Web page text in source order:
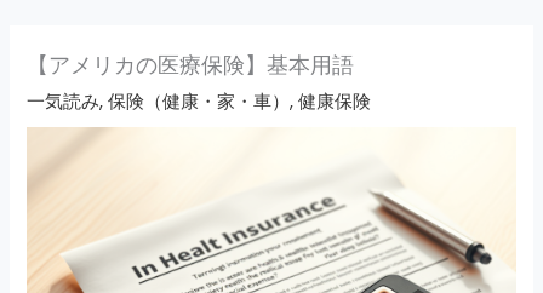
【アメリカの医療保険】基本用語
一気読み,保険（健康・家・車）,健康保険